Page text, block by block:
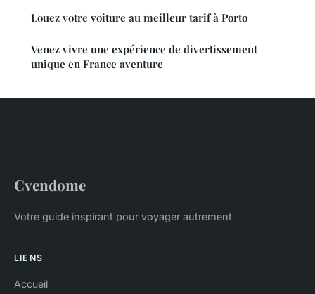
Louez votre voiture au meilleur tarif à Porto
Venez vivre une expérience de divertissement
unique en France aventure
Cvendome
Votre guide inspirant pour voyager autrement
LIENS
Accueil